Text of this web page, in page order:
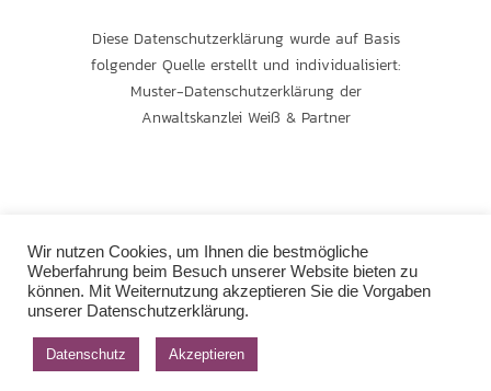
Diese Datenschutzerklärung wurde auf Basis
folgender Quelle erstellt und individualisiert:
Muster-Datenschutzerklärung der
Anwaltskanzlei Weiß & Partner
Wir nutzen Cookies, um Ihnen die bestmögliche
Weberfahrung beim Besuch unserer Website bieten zu
können. Mit Weiternutzung akzeptieren Sie die Vorgaben
unserer Datenschutzerklärung.
Datenschutz Akzeptieren